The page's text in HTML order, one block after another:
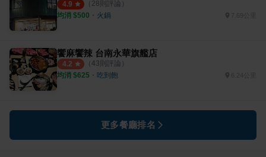
4.9 （ 28則評論）
均消 $500 ・ 火鍋
饗麻饗辣 台南永華旗艦店
4.2 （ 43則評論）
均消 $625 ・ 吃到飽 6.24公里
更多餐廳排名